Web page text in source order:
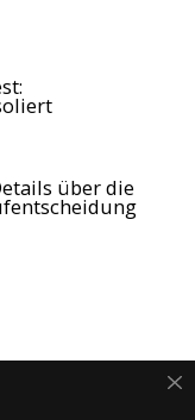
über die